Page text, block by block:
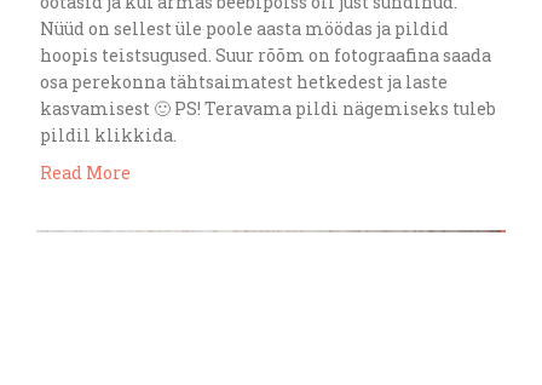
Nüüd on sellest üle poole aasta möödas ja pildid
hoopis teistsugused. Suur rõõm on fotograafina saada
osa perekonna tähtsaimatest hetkedest ja laste
kasvamisest 🙂 PS! Teravama pildi nägemiseks tuleb
pildil klikkida.
Read More